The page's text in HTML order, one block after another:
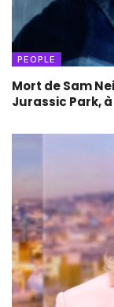
PEOPLE
Mort de Sam
Jurassic Park, à